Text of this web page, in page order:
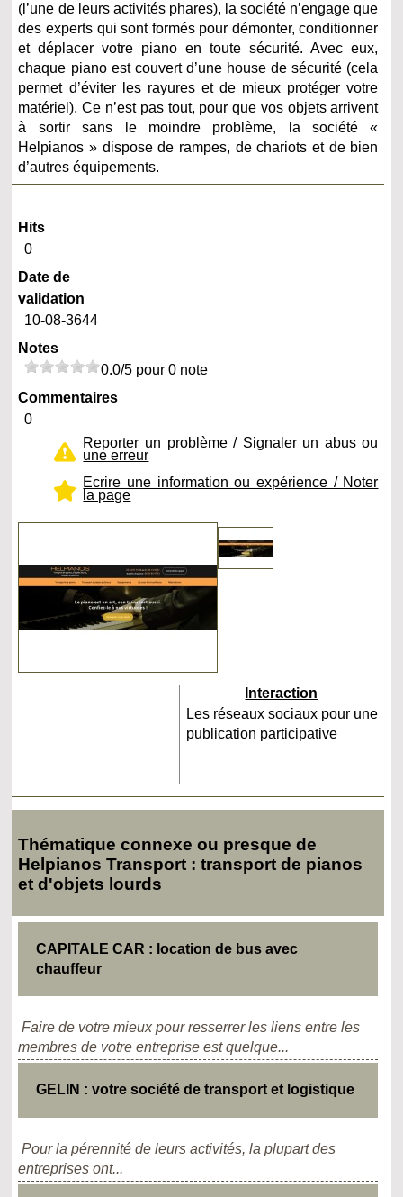
(l’une de leurs activités phares), la société n’engage que
des experts qui sont formés pour démonter, conditionner
et déplacer votre piano en toute sécurité. Avec eux,
chaque piano est couvert d’une house de sécurité (cela
permet d’éviter les rayures et de mieux protéger votre
matériel). Ce n’est pas tout, pour que vos objets arrivent
à sortir sans le moindre problème, la société «
Helpianos » dispose de rampes, de chariots et de bien
d’autres équipements.
Hits
0
Date de
validation
10-08-3644
Notes
0.0/5 pour 0 note
Commentaires
0
Reporter un problème / Signaler un abus ou
une erreur
Ecrire une information ou expérience / Noter
la page
Interaction
Les réseaux sociaux pour une
publication participative
Thématique connexe ou presque de
Helpianos Transport : transport de pianos
et d'objets lourds
CAPITALE CAR : location de bus avec
chauffeur
Faire de votre mieux pour resserrer les liens entre les
membres de votre entreprise est quelque...
GELIN : votre société de transport et logistique
Pour la pérennité de leurs activités, la plupart des
entreprises ont...